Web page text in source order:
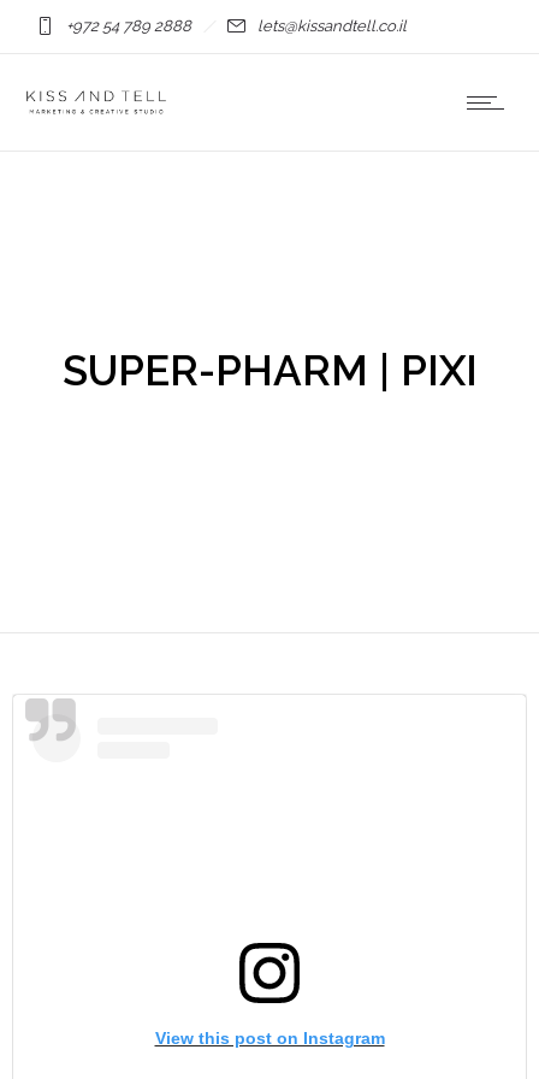
+972 54 789 2888 lets@kissandtell.co.il
SUPER-PHARM | PIXI
View this post on Instagram